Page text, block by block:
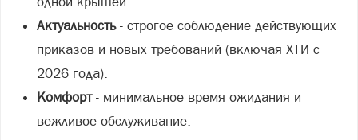
Актуальность - строгое соблюдение действующих
приказов и новых требований (включая ХТИ с
2026 года).
Комфорт- минимальное время ожидания и
вежливое обслуживание.